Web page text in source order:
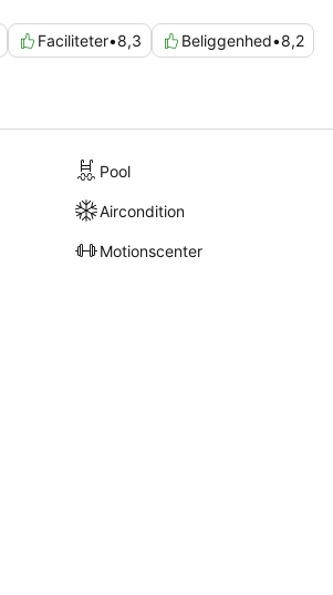
Faciliteter•8,3 Beliggenhed•8,2
Pool
Aircondition
Motionscenter